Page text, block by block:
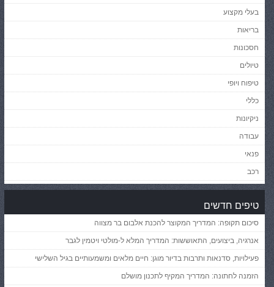
בעלי מקצוע
בריאות
חסכונות
טיולים
טיפוח ויופי
כללי
ניקיונות
עבודה
פנאי
רכב
טיפים חדשים
סיכום תקופה: המדריך המקוצר להכנת אלבום בר מצווה
אנרגיה, ביצועים, התאוששות: המדריך המלא ל-מולטי ויטמין לגבר
פעילויות, סדנאות ותרבות בדיור מוגן: חיים מלאים ומשמעותיים בגיל השלישי
הזמנה לחתונה: המדריך המקיף לתכנון מושלם